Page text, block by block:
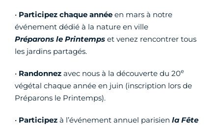
• Participez chaque année en mars à notre
événement dédié à la nature en ville
Préparons le Printemps et venez rencontrer tous
les jardins partagés.
• Randonnez avec nous à la découverte du 20e
végétal chaque année en juin (inscription lors de
Préparons le Printemps).
• Participez à l’événement annuel parisien la Fête